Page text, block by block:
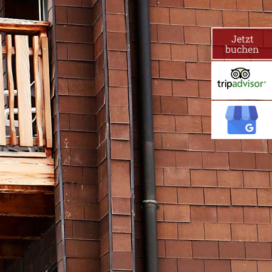
Jetzt
buchen